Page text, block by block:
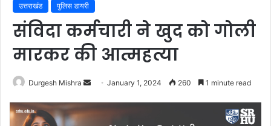
उत्तराखंड पुलिस डायरी
संविदा कर्मचारी ने खुद को गोली
मारकर की आत्महत्या
Durgesh Mishra
Send
email
January 1, 2024 260 1 minute read